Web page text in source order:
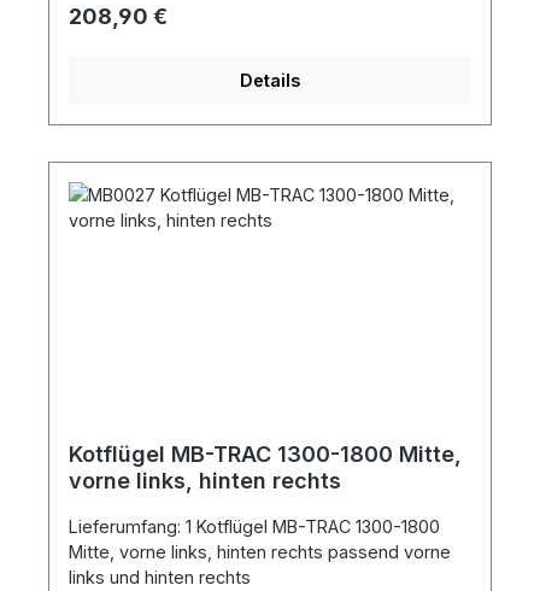
Regulärer Preis:
208,90 €
Details
Kotflügel MB-TRAC 1300-1800 Mitte,
vorne links, hinten rechts
Lieferumfang: 1 Kotflügel MB-TRAC 1300-1800
Mitte, vorne links, hinten rechts passend vorne
links und hinten rechts